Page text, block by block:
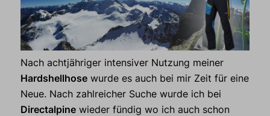
Nach achtjähriger intensiver Nutzung meiner
Hardshellhose wurde es auch bei mir Zeit für eine
Neue. Nach zahlreicher Suche wurde ich bei
Directalpine wieder fündig wo ich auch schon